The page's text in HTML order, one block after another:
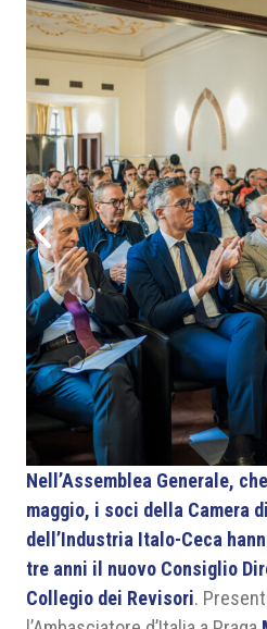
Area riservata
Nell’Assemblea Generale,
maggio, i soci della Camera
dell’Industria Italo-Ceca
tre anni il nuovo Consiglio
Collegio dei Revisori.